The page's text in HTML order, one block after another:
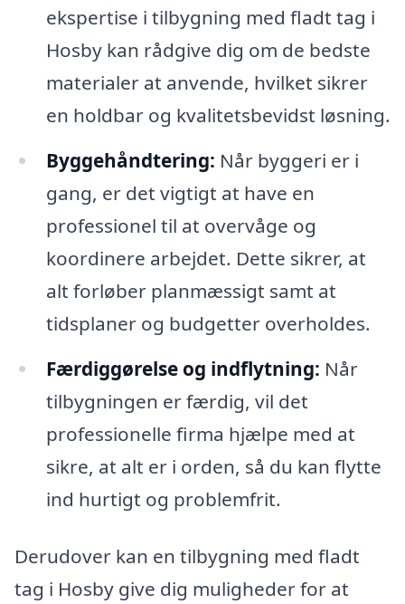
ekspertise i tilbygning med fladt tag i
Hosby kan rådgive dig om de bedste
materialer at anvende, hvilket sikrer
en holdbar og kvalitetsbevidst løsning.
Byggehåndtering: Når byggeri er i
gang, er det vigtigt at have en
professionel til at overvåge og
koordinere arbejdet. Dette sikrer, at
alt forløber planmæssigt samt at
tidsplaner og budgetter overholdes.
Færdiggørelse og indflytning: Når
tilbygningen er færdig, vil det
professionelle firma hjælpe med at
sikre, at alt er i orden, så du kan flytte
ind hurtigt og problemfrit.
Derudover kan en tilbygning med fladt
tag i Hosby give dig muligheder for at